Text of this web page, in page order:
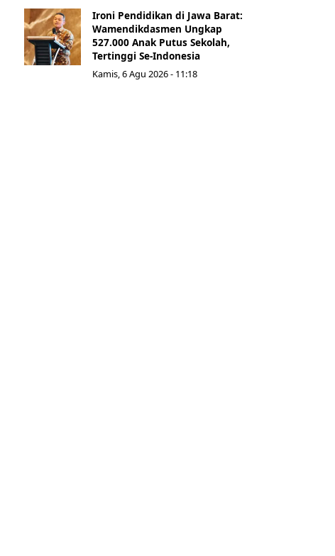
Ironi Pendidikan di Jawa Barat:
Wamendikdasmen Ungkap
527.000 Anak Putus Sekolah,
Tertinggi Se-Indonesia
Kamis, 6 Agu 2026 - 11:18